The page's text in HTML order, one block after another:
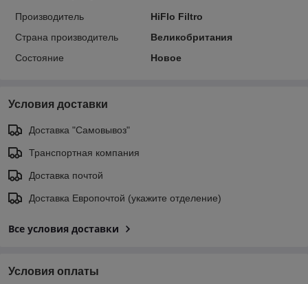
Производитель
HiFlo Filtro
Страна производитель
Великобритания
Состояние
Новое
Условия доставки
Доставка "Самовывоз"
Транспортная компания
Доставка почтой
Доставка Европочтой (укажите отделение)
Все условия доставки
Условия оплаты